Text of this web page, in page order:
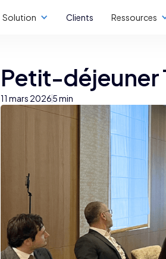
Solution Clients Ressources
Petit-déjeuner
11 mars 20265 min